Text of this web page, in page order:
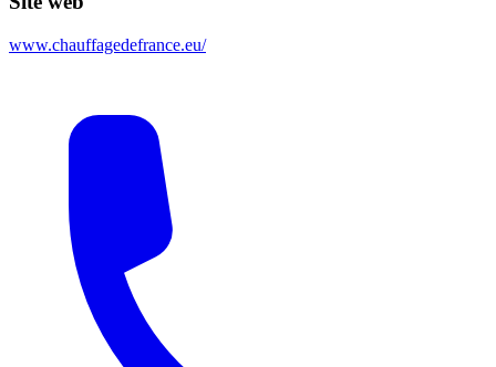
www.chauffagedefrance.eu/